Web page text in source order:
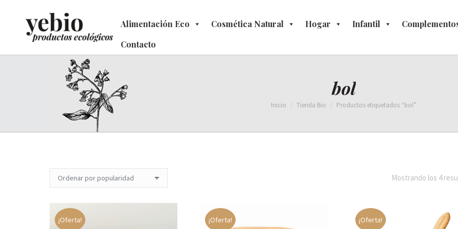
Alimentación Eco Cosmética Natural Hogar Infantil
Contacto
bol
Estás aquí:
Inicio Tienda Bio Productos etiquetados “bol”
Mostrando los 4
¡Oferta! ¡Oferta! ¡Oferta!
Alimentación Eco Cosmética Natural Hogar Infantil
Contacto